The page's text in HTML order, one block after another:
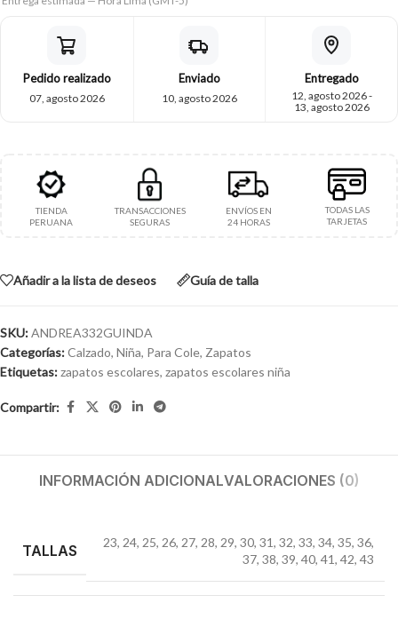
Pedido realizado
07, agosto 2026
Enviado
10, agosto 2026
Entregado
12, agosto 2026 -
13, agosto 2026
TIENDA
PERUANA
TRANSACCIONES
SEGURAS
ENVÍOS EN
24 HORAS
TODAS LAS
TARJETAS
Añadir a la lista de deseos Guía de talla
SKU:ANDREA332GUINDA
Categorías:Calzado, Niña, Para Cole, Zapatos
Etiquetas:zapatos escolares, zapatos escolares niña
Compartir:
INFORMACIÓN ADICIONALVALORACIONES (0)
TALLAS 23, 24, 25, 26, 27, 28, 29, 30, 31, 32, 33, 34, 35, 36,
37, 38, 39, 40, 41, 42, 43